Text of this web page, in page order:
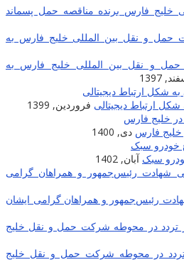
فارس برنده مناقصه حمل پسماند
و نقل بین المللی خلیج فارس به
1397
ارتباط دیجیتالی فروردین, 1399
فارس دی, 1400
آبان, 1402
رئیس‌جمهور و همراهان گرامی ایشان
در محوطه شرکت حمل و نقل خلیج